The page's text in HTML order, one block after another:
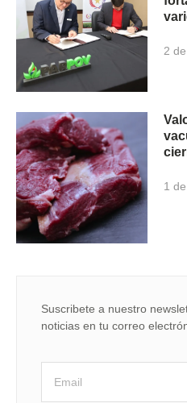
2
1
Suscribete a nuestro
noticias en tu correo